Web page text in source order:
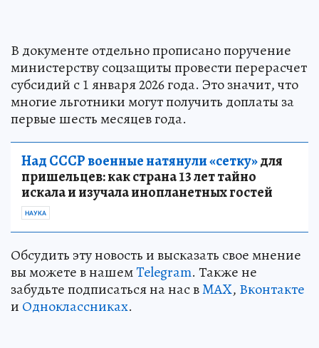
В документе отдельно прописано поручение
министерству соцзащиты провести перерасчет
субсидий с 1 января 2026 года. Это значит, что
многие льготники могут получить доплаты за
первые шесть месяцев года.
Над СССР военные натянули «сетку»для
пришельцев: как страна 13 лет тайно
искала и изучала инопланетных гостей
НАУКА
Обсудить эту новость и высказать свое мнение
вы можете в нашемTelegram. Также не
забудьте подписаться на нас вMAX, Вконтакте
и Одноклассниках.